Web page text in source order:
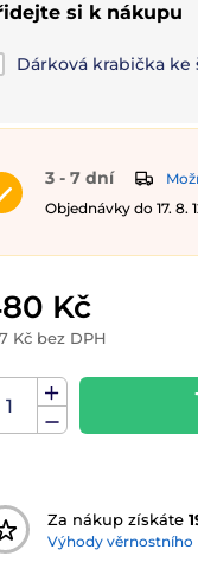
si k nákupu
Dárková krabička ke
3 - 7 dní
Objednávky do 17. 8.
Kč
Kč bez DPH
Za nákup získáte
Výhody věrnostního